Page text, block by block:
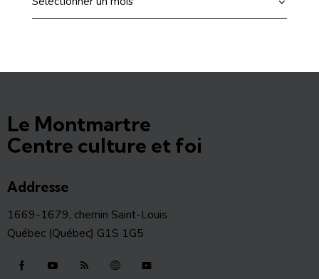
Le Montmartre
Centre culture et foi
Addresse
1669-1679, chemin Saint-Louis
Québec (Québec) G1S 1G5